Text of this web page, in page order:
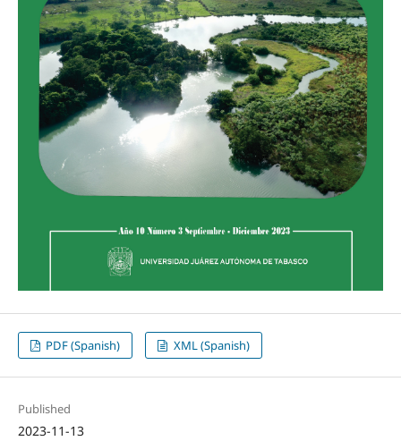
PDF (Spanish) XML (Spanish)
Published
2023-11-13